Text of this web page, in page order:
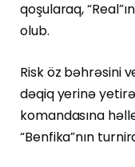
qoşularaq,
olub.
Risk öz bəhrəsini
dəqiq yerinə
komandasına
“Benfika”nın